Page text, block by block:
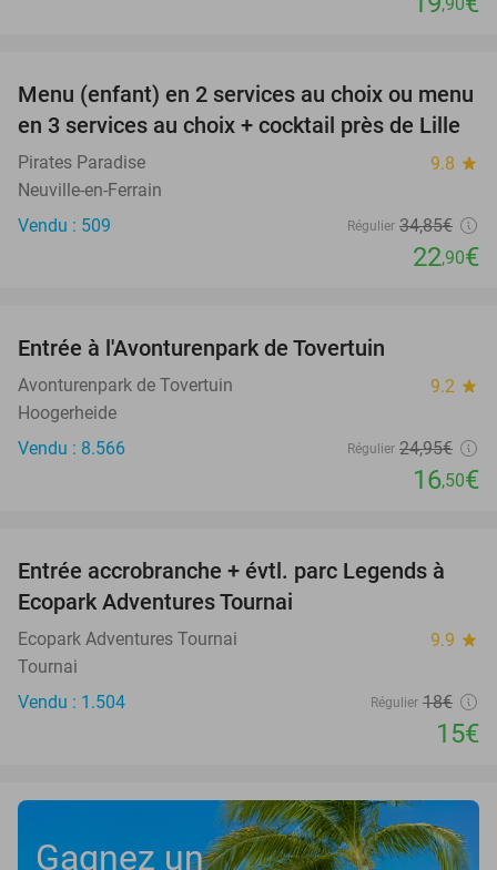
,90
34%
Menu (enfant) en 2 services au choix ou menu
en 3 services au choix + cocktail près de Lille
Pirates Paradise 9.8 star
Neuville-en-Ferrain
Vendu : 509
Régulier 34,85€
22,90€
Entrée à l'Avonturenpark de Tovertuin
Avonturenpark de Tovertuin 9.2 star
Hoogerheide
Vendu : 8.566
Régulier 24,95€
16,50€
17%
Entrée accrobranche + évtl. parc Legends à
Ecopark Adventures Tournai
Ecopark Adventures Tournai 9.9 star
Tournai
Vendu : 1.504
Régulier 18€
15€
Gagnez un